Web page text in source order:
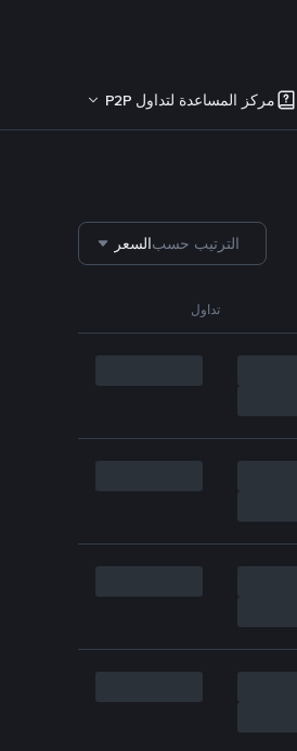
مركز المساعدة لتداول P2P
الترتيب حسبالسعر
تداول